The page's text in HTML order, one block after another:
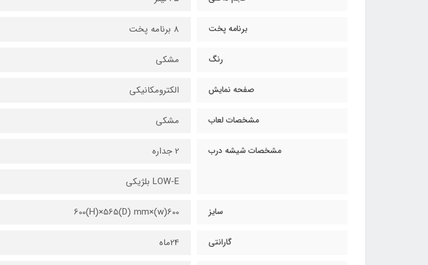
برنامه پخت 8 برنامه پخت
رنگ مشکی
صفحه نمایش الکترومکانیکی
مشخصات لعاب مشكي
مشخصات شيشه درب 2 جداره
LOW-E بلژیکی
سایز 600(w)×600(H)×565(D) mm
گارانتی 24ماه